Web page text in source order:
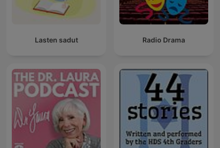
Lasten sadut Radio Drama